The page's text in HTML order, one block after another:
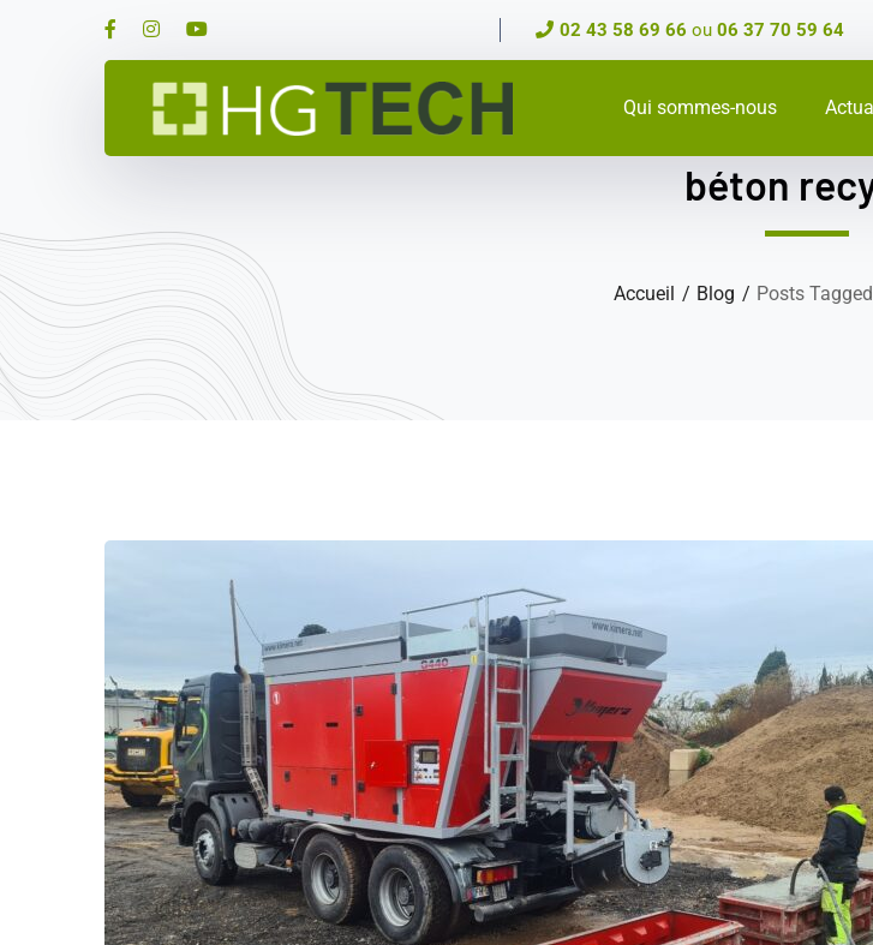
Facebook
Profile
Instagram
Profile
Youtube
Profile
02 43 58 69 66 ou 06 37 70 59 64
Qui sommes-nous
béton
Accueil Blog Posts